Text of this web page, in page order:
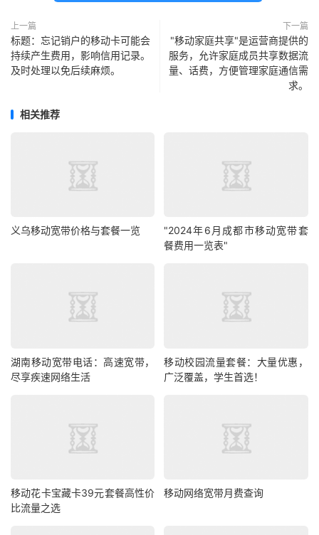
上一篇
标题：忘记销户的移动卡可能会
持续产生费用，影响信用记录。
及时处理以免后续麻烦。
下一篇
"移动家庭共享"是运营商提供的
服务，允许家庭成员共享数据流
量、话费，方便管理家庭通信需
求。
相关推荐
义乌移动宽带价格与套餐一览
"2024年6月成都市移动宽带套
餐费用一览表"
湖南移动宽带电话：高速宽带，
尽享疾速网络生活
移动校园流量套餐：大量优惠，
广泛覆盖，学生首选！
移动花卡宝藏卡39元套餐高性价
比流量之选
移动网络宽带月费查询